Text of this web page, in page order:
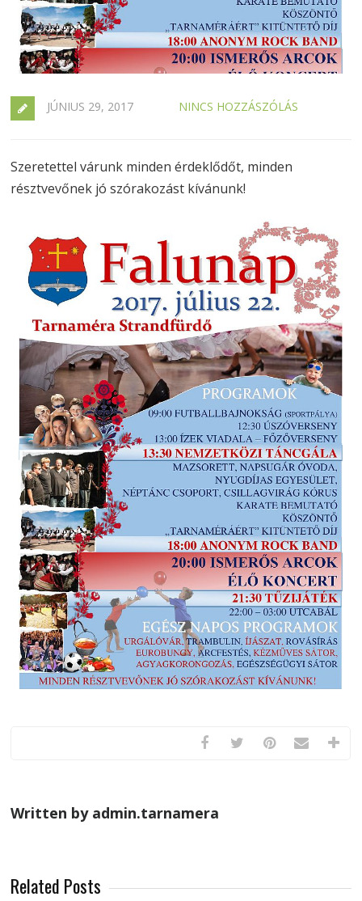
JÚNIUS 29, 2017 NINCS HOZZÁSZÓLÁS
Szeretettel várunk minden érdeklődőt, minden
résztvevőnek jó szórakozást kívánunk!
Written by admin.tarnamera
Related Posts